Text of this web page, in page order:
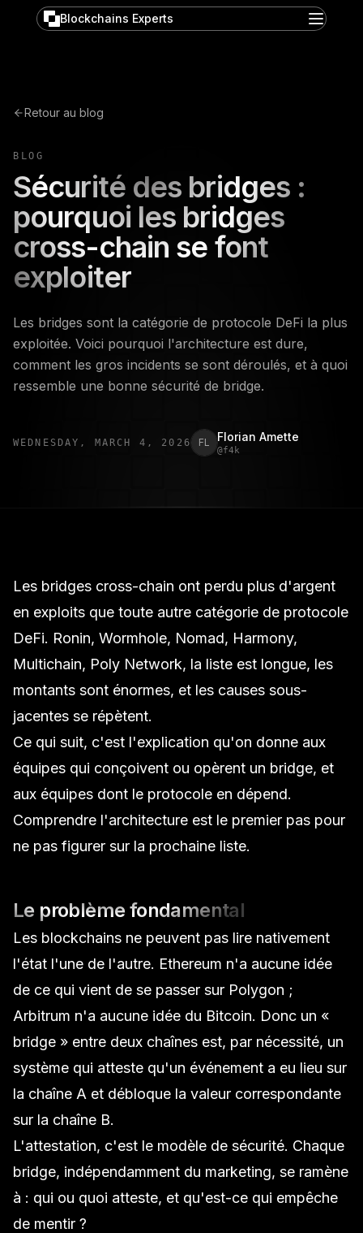
Blockchains Experts
Retour au blog
BLOG
Sécurité des bridges :
pourquoi les bridges
cross-chain se font
exploiter
Les bridges sont la catégorie de protocole DeFi la plus
exploitée. Voici pourquoi l'architecture est dure,
comment les gros incidents se sont déroulés, et à quoi
ressemble une bonne sécurité de bridge.
WEDNESDAY, MARCH 4, 2026 FL Florian Amette
@f4k
Les bridges cross-chain ont perdu plus d'argent
en exploits que toute autre catégorie de protocole
DeFi. Ronin, Wormhole, Nomad, Harmony,
Multichain, Poly Network, la liste est longue, les
montants sont énormes, et les causes sous-
jacentes se répètent.
Ce qui suit, c'est l'explication qu'on donne aux
équipes qui conçoivent ou opèrent un bridge, et
aux équipes dont le protocole en dépend.
Comprendre l'architecture est le premier pas pour
ne pas figurer sur la prochaine liste.
Le problème fondamental
Les blockchains ne peuvent pas lire nativement
l'état l'une de l'autre. Ethereum n'a aucune idée
de ce qui vient de se passer sur Polygon ;
Arbitrum n'a aucune idée du Bitcoin. Donc un «
bridge » entre deux chaînes est, par nécessité, un
système qui atteste qu'un événement a eu lieu sur
la chaîne A et débloque la valeur correspondante
sur la chaîne B.
L'attestation, c'est le modèle de sécurité. Chaque
bridge, indépendamment du marketing, se ramène
à : qui ou quoi atteste, et qu'est-ce qui empêche
de mentir ?